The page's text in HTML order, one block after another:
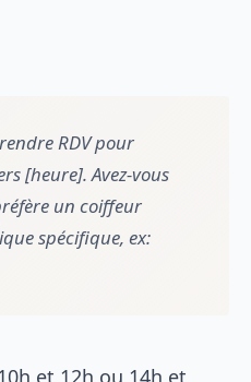
RDV pour
[heure]. Avez-vous
un coiffeur
spécifique, ex:
et 12h ou 14h et